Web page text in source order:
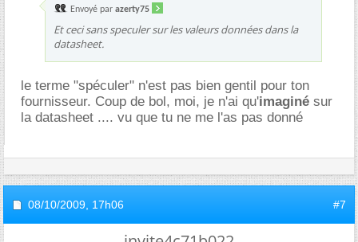
Envoyé par azerty75
Et ceci sans speculer sur les valeurs données dans la
datasheet.
le terme "spéculer" n'est pas bien gentil pour ton
fournisseur. Coup de bol, moi, je n'ai qu'imaginé sur
la datasheet .... vu que tu ne me l'as pas donné
08/10/2009, 17h06 #7